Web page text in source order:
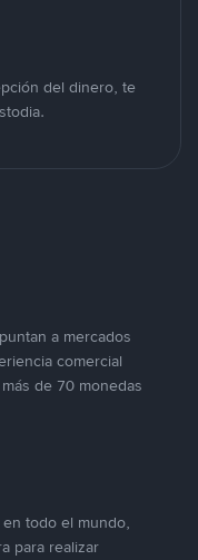
del dinero, te
a mercados
comercial
de 70 monedas
todo el mundo,
para realizar